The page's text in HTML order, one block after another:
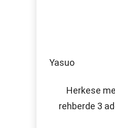
Yasuo
Herkese
rehberde 3